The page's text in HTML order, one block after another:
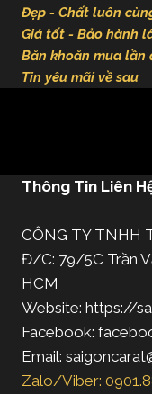
Đẹp - Chất luôn
Giá tốt - Bảo hành
Băn khoăn mua lần
Tin yêu mãi về sau
Thông Tin Liên
CÔNG TY TNHH
Đ/C: 79/5C Trần
HCM
Website: https://
Facebook:
Email:
Zalo/Viber: